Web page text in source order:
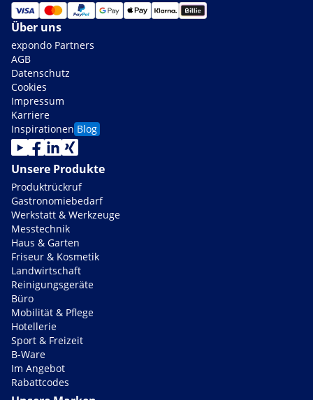
Über uns
expondo Partners
AGB
Datenschutz
Cookies
Impressum
Karriere
Inspirationen Blog
Unsere Produkte
Produktrückruf
Gastronomiebedarf
Werkstatt & Werkzeuge
Messtechnik
Haus & Garten
Friseur & Kosmetik
Landwirtschaft
Reinigungsgeräte
Büro
Mobilität & Pflege
Hotellerie
Sport & Freizeit
B-Ware
Im Angebot
Rabattcodes